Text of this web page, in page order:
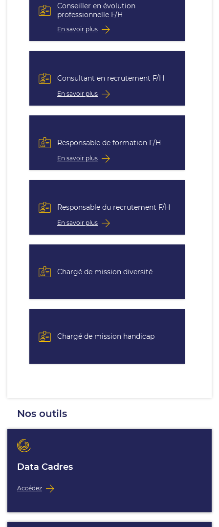
Conseiller en évolution
professionnelle F/H
En savoir plus
Consultant en recrutement F/H
En savoir plus
Responsable de formation F/H
En savoir plus
Responsable du recrutement F/H
En savoir plus
Chargé de mission diversité
Chargé de mission handicap
Nos outils
Data Cadres
Accédez